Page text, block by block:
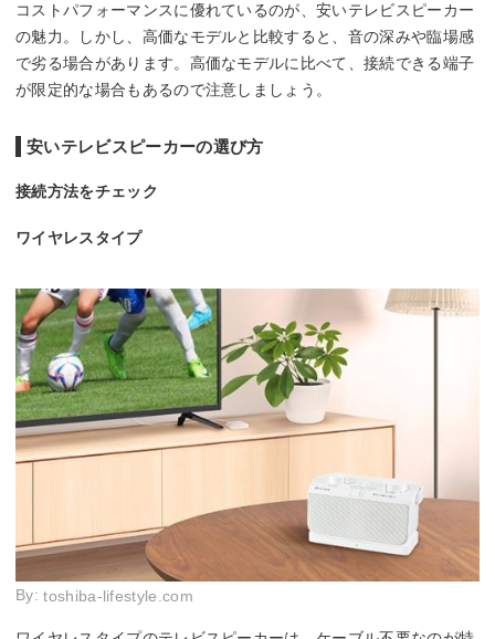
コストパフォーマンスに優れているのが、安いテレビスピーカー
の魅力。しかし、高価なモデルと比較すると、音の深みや臨場感
で劣る場合があります。高価なモデルに比べて、接続できる端子
が限定的な場合もあるので注意しましょう。
安いテレビスピーカーの選び方
接続方法をチェック
ワイヤレスタイプ
By:toshiba-lifestyle.com